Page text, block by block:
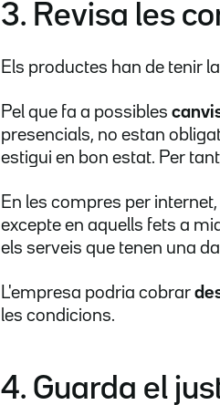
3. Revisa les
Els productes han de tenir la
Pel que fa a possibles
presencials, no estan
estigui en bon estat. Per
En les compres per
excepte en aquells fets a
els serveis que tenen una
L'empresa podria cobrar
les condicions.
4. Guarda el